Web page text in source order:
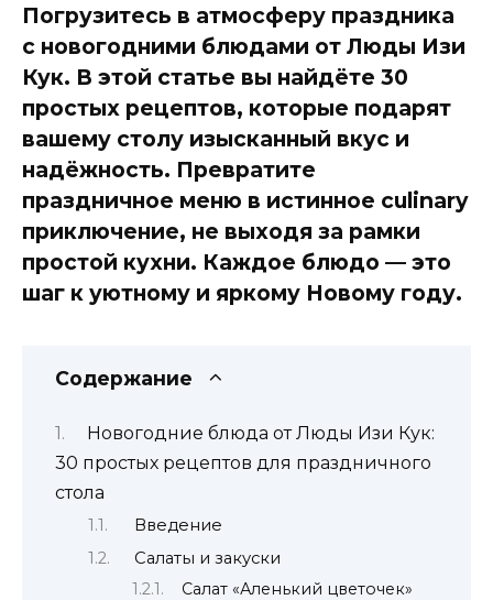
Погрузитесь в атмосферу праздника
с новогодними блюдами от Люды Изи
Кук. В этой статье вы найдёте 30
простых рецептов, которые подарят
вашему столу изысканный вкус и
надёжность. Превратите
праздничное меню в истинное culinary
приключение, не выходя за рамки
простой кухни. Каждое блюдо — это
шаг к уютному и яркому Новому году.
Содержание
Новогодние блюда от Люды Изи Кук:
30 простых рецептов для праздничного
стола
Введение
Салаты и закуски
Салат «Аленький цветочек»